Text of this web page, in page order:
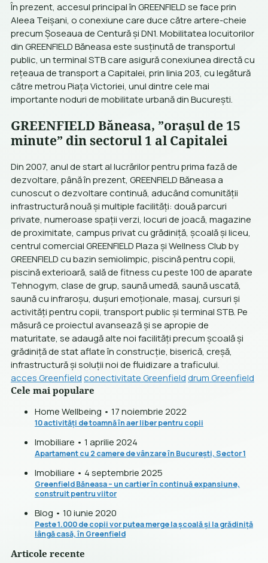
În prezent, accesul principal în GREENFIELD se face prin
Aleea Teișani, o conexiune care duce către artere-cheie
precum Șoseaua de Centură și DN1. Mobilitatea locuitorilor
din GREENFIELD Băneasa este susținută de transportul
public, un terminal STB care asigură conexiunea directă cu
rețeaua de transport a Capitalei, prin linia 203, cu legătură
către metrou Piața Victoriei, unul dintre cele mai
importante noduri de mobilitate urbană din Bucureşti.
GREENFIELD Băneasa, ”orașul de 15
minute” din sectorul 1 al Capitalei
Din 2007, anul de start al lucrărilor pentru prima fază de
dezvoltare, până în prezent, GREENFIELD Băneasa a
cunoscut o dezvoltare continuă, aducând comunității
infrastructură nouă și multiple facilități: două parcuri
private, numeroase spații verzi, locuri de joacă, magazine
de proximitate, campus privat cu grădiniță, școală și liceu,
centrul comercial GREENFIELD Plaza și Wellness Club by
GREENFIELD cu bazin semiolimpic, piscină pentru copii,
piscină exterioară, sală de fitness cu peste 100 de aparate
Tehnogym, clase de grup, saună umedă, saună uscată,
saună cu infraroșu, dușuri emoționale, masaj, cursuri și
activități pentru copii, transport public și terminal STB. Pe
măsură ce proiectul avansează și se apropie de
maturitate, se adaugă alte noi facilități precum școală și
grădiniță de stat aflate în construcție, biserică, creșă,
infrastructură și soluții noi de fluidizare a traficului.
acces Greenfieldconectivitate Greenfielddrum Greenfield
Cele mai populare
Home Wellbeing • 17 noiembrie 2022
10 activități de toamnă în aer liber pentru copii
Imobiliare • 1 aprilie 2024
Apartament cu 2 camere de vânzare în București, Sector 1
Imobiliare • 4 septembrie 2025
Greenfield Băneasa – un cartier în continuă expansiune,
construit pentru viitor
Blog • 10 iunie 2020
Peste 1.000 de copii vor putea merge la școală și la grădiniță
lângă casă, în Greenfield
Articole recente